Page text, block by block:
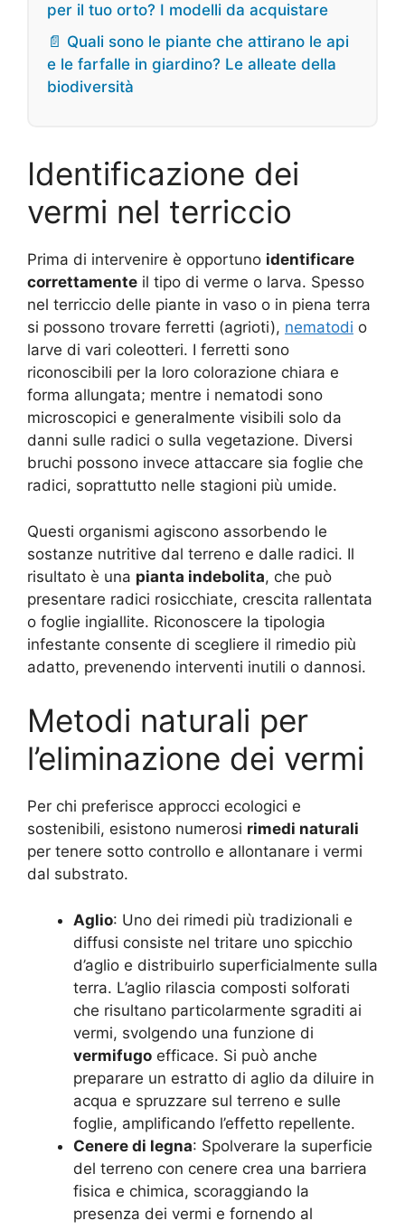
per il tuo orto? I modelli da acquistare
📄 Quali sono le piante che attirano le api
e le farfalle in giardino? Le alleate della
biodiversità
Identificazione dei
vermi nel terriccio
Prima di intervenire è opportuno identificare
correttamente il tipo di verme o larva. Spesso
nel terriccio delle piante in vaso o in piena terra
si possono trovare ferretti (agrioti), nematodi o
larve di vari coleotteri. I ferretti sono
riconoscibili per la loro colorazione chiara e
forma allungata; mentre i nematodi sono
microscopici e generalmente visibili solo da
danni sulle radici o sulla vegetazione. Diversi
bruchi possono invece attaccare sia foglie che
radici, soprattutto nelle stagioni più umide.
Questi organismi agiscono assorbendo le
sostanze nutritive dal terreno e dalle radici. Il
risultato è una pianta indebolita, che può
presentare radici rosicchiate, crescita rallentata
o foglie ingiallite. Riconoscere la tipologia
infestante consente di scegliere il rimedio più
adatto, prevenendo interventi inutili o dannosi.
Metodi naturali per
l’eliminazione dei vermi
Per chi preferisce approcci ecologici e
sostenibili, esistono numerosi rimedi naturali
per tenere sotto controllo e allontanare i vermi
dal substrato.
Aglio: Uno dei rimedi più tradizionali e
diffusi consiste nel tritare uno spicchio
d’aglio e distribuirlo superficialmente sulla
terra. L’aglio rilascia composti solforati
che risultano particolarmente sgraditi ai
vermi, svolgendo una funzione di
vermifugo efficace. Si può anche
preparare un estratto di aglio da diluire in
acqua e spruzzare sul terreno e sulle
foglie, amplificando l’effetto repellente.
Cenere di legna: Spolverare la superficie
del terreno con cenere crea una barriera
fisica e chimica, scoraggiando la
presenza dei vermi e fornendo al